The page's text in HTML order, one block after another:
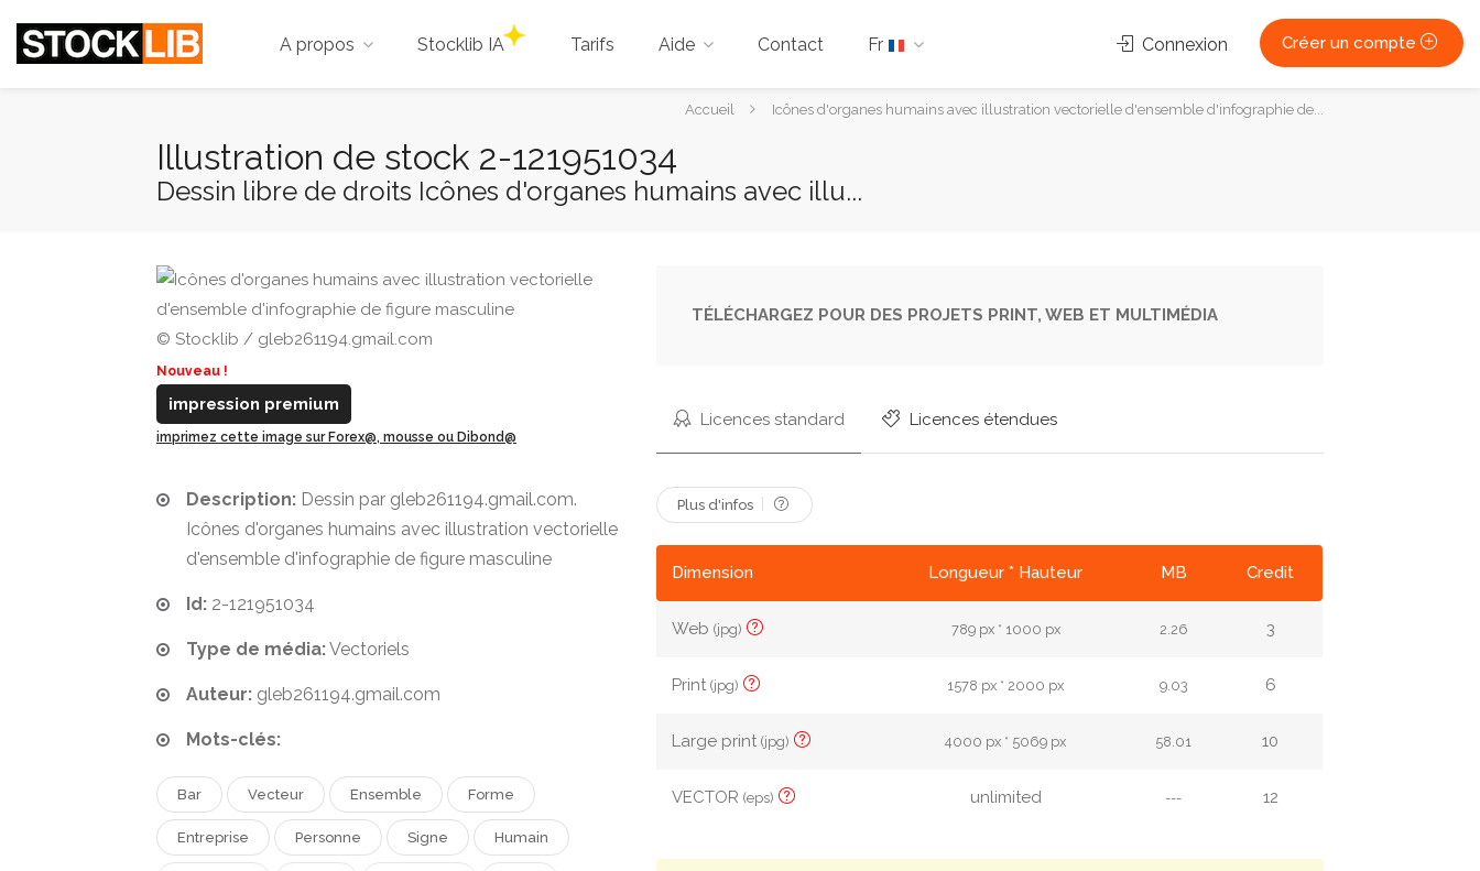
A propos Stocklib IA Tarifs Aide Contact Fr Connexion Créer un compte
Vous
ici :
Accueil Icônes d'organes humains avec illustration vectorielle d'ensemble d'infographie de...
Illustration de stock 2-121951034
Dessin libre de droits Icônes d'organes humains avec illu...
© Stocklib / gleb261194.gmail.com
Nouveau !
impression premium
imprimez cette image sur Forex@, mousse ou Dibond@
Description: Dessin par gleb261194.gmail.com.
Icônes d'organes humains avec illustration vectorielle
d'ensemble d'infographie de figure masculine
Id: 2-121951034
Type de média:Vectoriels
Auteur: gleb261194.gmail.com
Mots-clés:
Bar Vecteur Ensemble Forme
Entreprise Personne Signe Humain
TÉLÉCHARGEZ POUR DES PROJETS PRINT, WEB ET MULTIMÉDIA
Licences standard Licences étendues
Plus d'infos
Dimension Longueur * Hauteur MB Credit
Web(jpg) 789 px * 1000 px 2.26 3
Print(jpg) 1578 px * 2000 px 9.03 6
Large print(jpg) 4000 px * 5069 px 58.01 10
VECTOR(eps) unlimited --- 12